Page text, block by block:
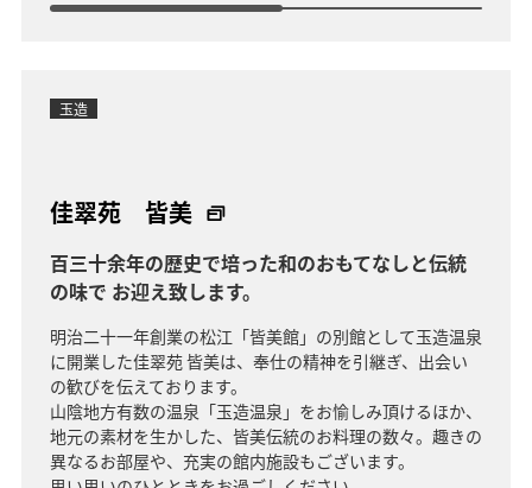
玉造
佳翠苑 皆美
百三十余年の歴史で培った和のおもてなしと伝統
の味で お迎え致します。
明治二十一年創業の松江「皆美館」の別館として玉造温泉
に開業した佳翠苑 皆美は、奉仕の精神を引継ぎ、出会い
の歓びを伝えております。
山陰地方有数の温泉「玉造温泉」をお愉しみ頂けるほか、
地元の素材を生かした、皆美伝統のお料理の数々。趣きの
異なるお部屋や、充実の館内施設もございます。